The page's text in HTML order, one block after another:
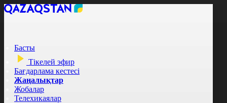
Басты
Тікелей эфир
Бағдарлама кестесі
Жаңалықтар
Жобалар
Телехикаялар